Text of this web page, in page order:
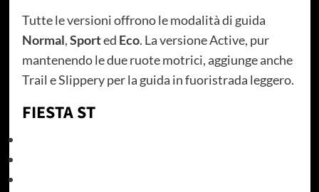
Tutte le versioni offrono le modalità di guida
Normal,Sported Eco. La versione Active, pur
mantenendo le due ruote motrici, aggiunge anche
Trail e Slippery per la guida in fuoristrada leggero.
FIESTA ST